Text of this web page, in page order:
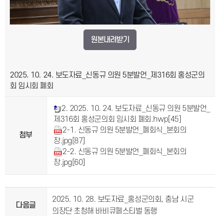
원본내려받기
2025. 10. 24. 보도자료_신동규 의원 5분발언_제316회 홍성군의
회 임시회 폐회
첨부
2. 2025. 10. 24. 보도자료_신동규 의원 5분발언_
제316회 홍성군의회 임시회 폐회.hwp [45]
2-1. 신동규 의원 5분발언_폐회식_본회의
장.jpg [87]
2-2. 신동규 의원 5분발언_폐회식_본회의
장.jpg [60]
다음글
2025. 10. 28. 보도자료_홍성군의회, 충남 시군
의장단 초청해 바비큐페스티벌 동행